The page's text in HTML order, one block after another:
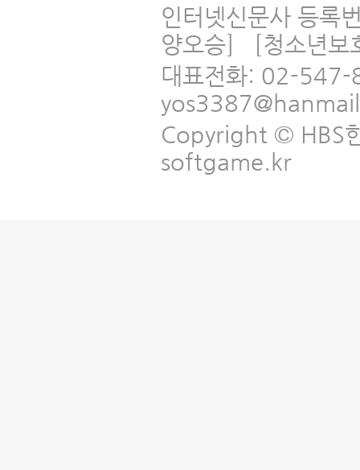
인터넷신문사 등
양오승] [청소년보
대표전화: 02-
Copyright © HBS
softgame.kr